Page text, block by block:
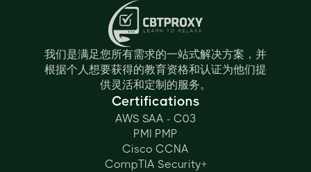
我们是满足您所有需求的一站式解决方案，并
根据个人想要获得的教育资格和认证为他们提
供灵活和定制的服务。
Certifications
AWS SAA - C03
PMI PMP
Cisco CCNA
CompTIA Security+